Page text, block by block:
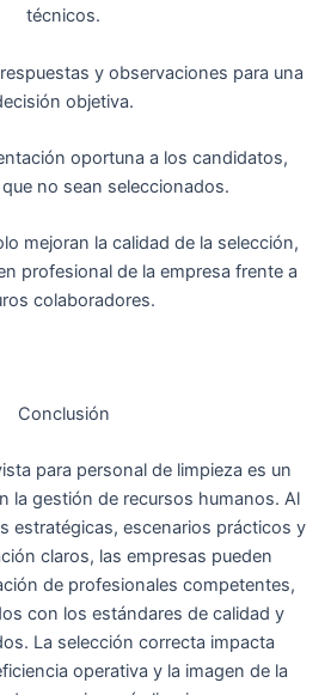
técnicos.
y observaciones para una
objetiva.
oportuna a los candidatos,
no sean seleccionados.
mejoran la calidad de la selección,
profesional de la empresa frente a
colaboradores.
Conclusión
para personal de limpieza es un
la gestión de recursos humanos. Al
estratégicas, escenarios prácticos y
claros, las empresas pueden
de profesionales competentes,
con los estándares de calidad y
La selección correcta impacta
operativa y la imagen de la